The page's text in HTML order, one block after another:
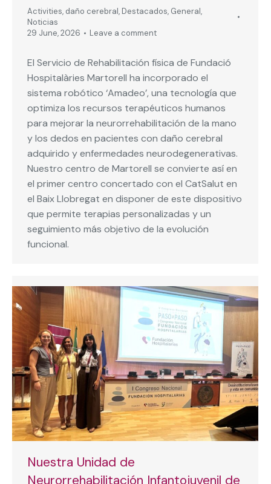
Activities, daño cerebral, Destacados, General,
Noticias
29 June, 2026
Leave a comment
El Servicio de Rehabilitación física de Fundació
Hospitalàries Martorell ha incorporado el
sistema robótico ‘Amadeo’, una tecnología que
optimiza los recursos terapéuticos humanos
para mejorar la neurorrehabilitación de la mano
y los dedos en pacientes con daño cerebral
adquirido y enfermedades neurodegenerativas.
Nuestro centro de Martorell se convierte así en
el primer centro concertado con el CatSalut en
el Baix Llobregat en disponer de este dispositivo
que permite terapias personalizadas y un
seguimiento más objetivo de la evolución
funcional.
Nuestra Unidad de
Neurorrehabilitación Infantojuvenil de